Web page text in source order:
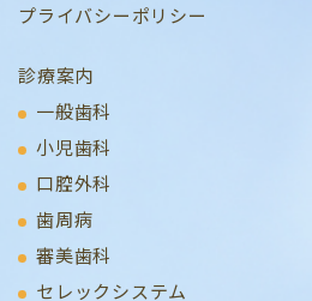
プライバシーポリシー
診療案内
一般歯科
小児歯科
口腔外科
歯周病
審美歯科
セレックシステム